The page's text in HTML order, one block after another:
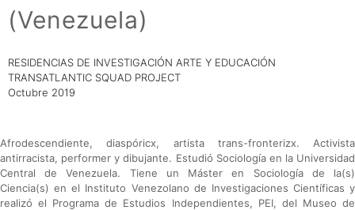
(Venezuela)
RESIDENCIAS DE INVESTIGACIÓN ARTE Y EDUCACIÓN
TRANSATLANTIC SQUAD PROJECT
Octubre 2019
Afrodescendiente, diaspóricx, artista trans-fronterizx. Activista
antirracista, performer y dibujante. Estudió Sociología en la Universidad
Central de Venezuela. Tiene un Máster en Sociología de la(s)
Ciencia(s) en el Instituto Venezolano de Investigaciones Científicas y
realizó el Programa de Estudios Independientes, PEI, del Museo de